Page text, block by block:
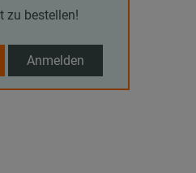
zu bestellen!
Anmelden